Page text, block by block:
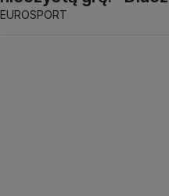
EUROSPORT